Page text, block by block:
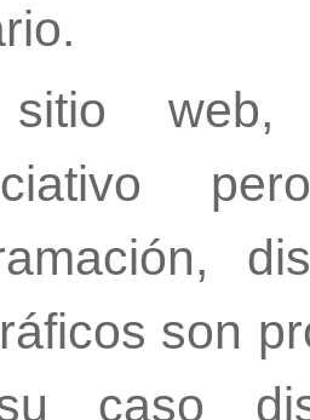
web,
son
caso